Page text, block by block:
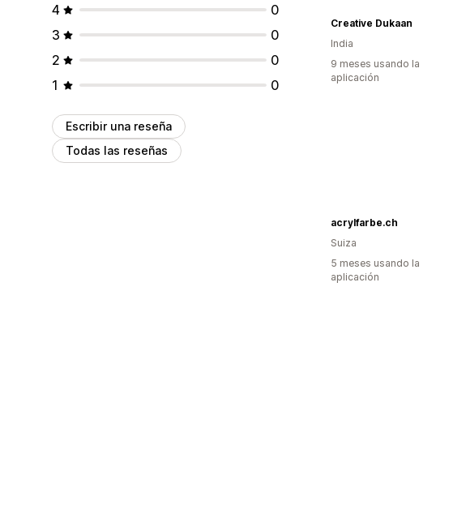
4
0
3
0
2
0
1
0
Escribir una reseña
Todas las reseñas
Creative Dukaan
India
9 meses usando la
aplicación
acrylfarbe.ch
Suiza
5 meses usando la
aplicación